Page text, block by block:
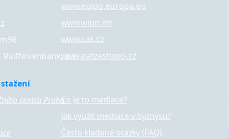
a.s.
centra Praha
www.euipo.europa.eu
www.wipo.int
www.cak.cz
www.patzastupci.cz
Co je to mediace?
Jak využít mediace v byznysu?
Často kladené otázky (FAQ)